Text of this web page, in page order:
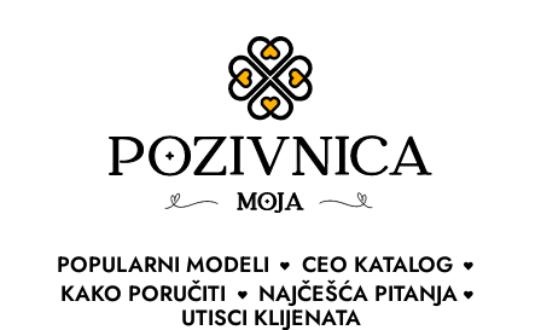
POPULARNI MODELI
CEO KATALOG
KAKO PORUČITI
NAJČEŠĆA PITANJA
UTISCI KLIJENATA